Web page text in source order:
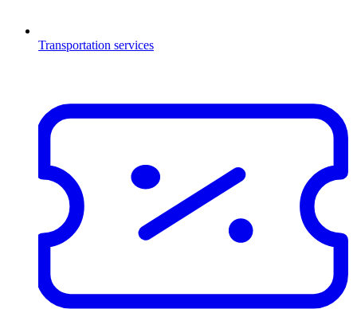
Transportation services